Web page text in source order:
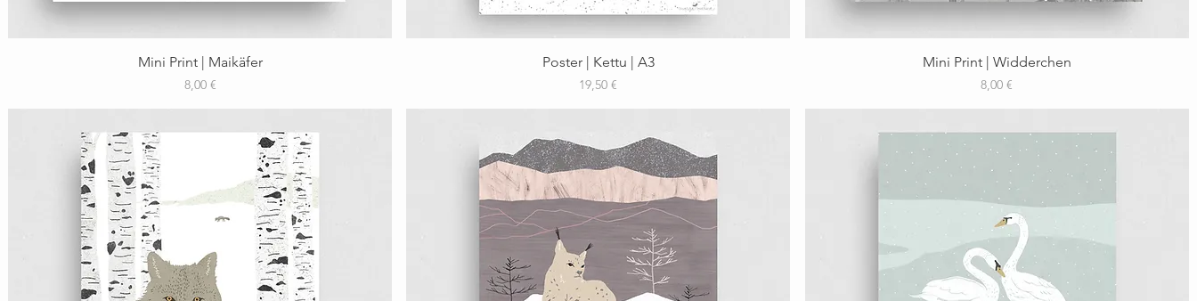
Schnellansicht
Mini Print | Maikäfer
Preis
8,00 €
Schnellansicht
Poster | Kettu | A3
Preis
19,50 €
Schnellansicht
Mini Print | Widderchen
Preis
8,00 €